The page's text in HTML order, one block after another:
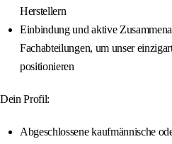
Herstellern
Einbindung und aktive
Fachabteilungen, um unser
positionieren
Dein Profil:
Abgeschlossene kaufmännische